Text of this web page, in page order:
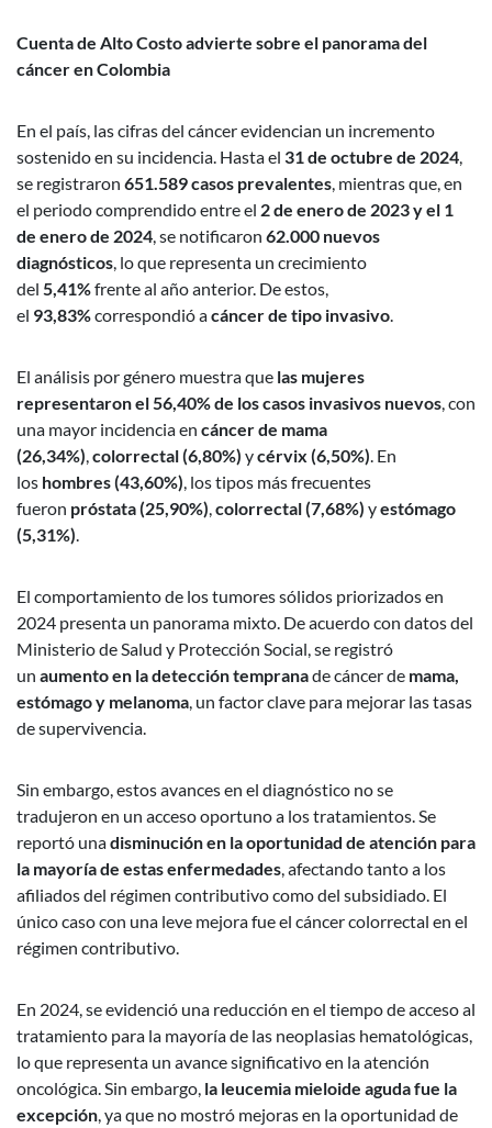
Cuenta de Alto Costo advierte sobre el panorama del
cáncer en Colombia
En el país, las cifras del cáncer evidencian un incremento
sostenido en su incidencia. Hasta el 31 de octubre de 2024,
se registraron 651.589 casos prevalentes, mientras que, en
el periodo comprendido entre el 2 de enero de 2023 y el 1
de enero de 2024, se notificaron 62.000 nuevos
diagnósticos, lo que representa un crecimiento
del 5,41%frente al año anterior. De estos,
el 93,83%correspondió acáncer de tipo invasivo.
El análisis por género muestra que las mujeres
representaron el 56,40% de los casos invasivos nuevos, con
una mayor incidencia en cáncer de mama
(26,34%),colorrectal (6,80%) ycérvix (6,50%). En
los hombres (43,60%), los tipos más frecuentes
fueron próstata (25,90%),colorrectal (7,68%) yestómago
(5,31%).
El comportamiento de los tumores sólidos priorizados en
2024 presenta un panorama mixto. De acuerdo con datos del
Ministerio de Salud y Protección Social, se registró
un aumento en la detección tempranade cáncer de mama,
estómago y melanoma, un factor clave para mejorar las tasas
de supervivencia.
Sin embargo, estos avances en el diagnóstico no se
tradujeron en un acceso oportuno a los tratamientos. Se
reportó unadisminución en la oportunidad de atención para
la mayoría de estas enfermedades, afectando tanto a los
afiliados del régimen contributivo como del subsidiado. El
único caso con una leve mejora fue el cáncer colorrectal en el
régimen contributivo.
En 2024, se evidenció una reducción en el tiempo de acceso al
tratamiento para la mayoría de las neoplasias hematológicas,
lo que representa un avance significativo en la atención
oncológica. Sin embargo, la leucemia mieloide aguda fue la
excepción, ya que no mostró mejoras en la oportunidad de